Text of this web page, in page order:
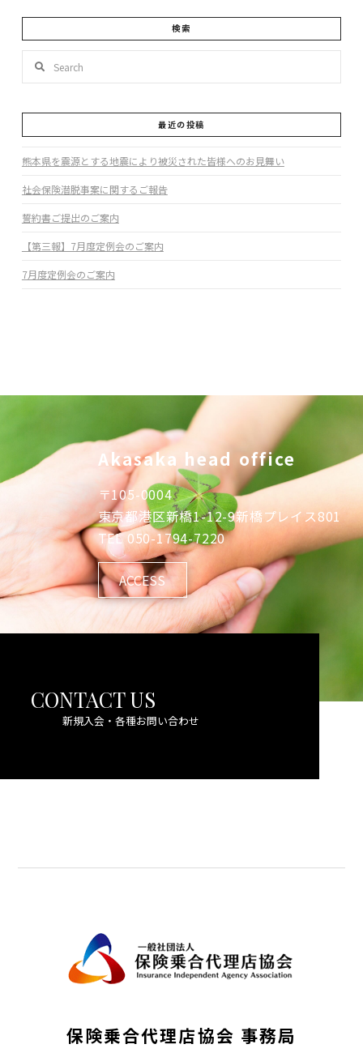
検索
最近の投稿
熊本県を震源とする地震により被災された皆様へのお見舞い
社会保険潜脱事案に関するご報告
誓約書ご提出のご案内
【第三報】7月度定例会のご案内
7月度定例会のご案内
Akasaka head office
〒105-0004
東京都港区新橋1-12-9新橋プレイス801
TEL050-1794-7220
ACCESS
CONTACT US
新規入会・各種お問い合わせ
保険乗合代理店協会 事務局